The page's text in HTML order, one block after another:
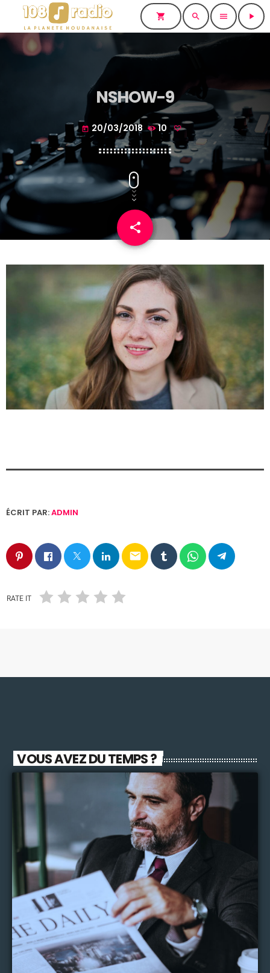
shopping_cart search menu play_arrow
NSHOW-9
today 20/03/2018 10
share
email
ÉCRIT PAR:ADMIN
email
RATE IT
VOUS AVEZ DU TEMPS ?